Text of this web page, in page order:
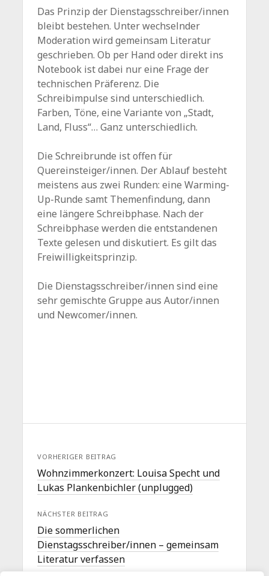
Das Prinzip der Dienstagsschreiber/innen
bleibt bestehen. Unter wechselnder
Moderation wird gemeinsam Literatur
geschrieben. Ob per Hand oder direkt ins
Notebook ist dabei nur eine Frage der
technischen Präferenz. Die
Schreibimpulse sind unterschiedlich.
Farben, Töne, eine Variante von „Stadt,
Land, Fluss“… Ganz unterschiedlich.
Die Schreibrunde ist offen für
Quereinsteiger/innen. Der Ablauf besteht
meistens aus zwei Runden: eine Warming-
Up-Runde samt Themenfindung, dann
eine längere Schreibphase. Nach der
Schreibphase werden die entstandenen
Texte gelesen und diskutiert. Es gilt das
Freiwilligkeitsprinzip.
Die Dienstagsschreiber/innen sind eine
sehr gemischte Gruppe aus Autor/innen
und Newcomer/innen.
VORHERIGER BEITRAG
Wohnzimmerkonzert: Louisa Specht und
Lukas Plankenbichler (unplugged)
NÄCHSTER BEITRAG
Die sommerlichen
Dienstagsschreiber/innen – gemeinsam
Literatur verfassen